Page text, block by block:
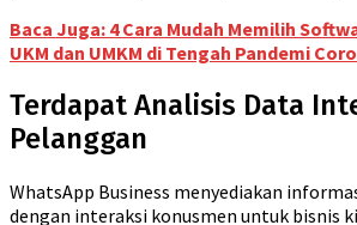
Baca Juga: 4 Cara Mudah Memilih
UKM dan UMKM di Tengah Pandemi
Terdapat Analisis Data
Pelanggan
WhatsApp Business menyediakan
dengan interaksi konusmen untuk bisnis